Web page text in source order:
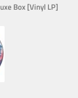
Box [Vinyl LP]